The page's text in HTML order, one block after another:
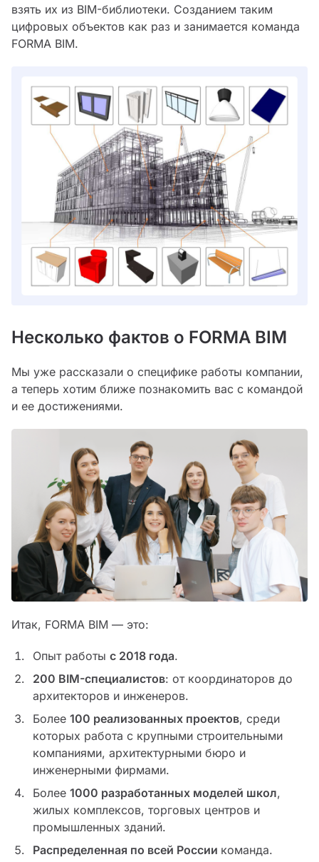
взять их из BIM-библиотеки. Созданием таким
цифровых объектов как раз и занимается команда
FORMA BIM.
Несколько фактов о FORMA BIM
Мы уже рассказали о специфике работы компании,
а теперь хотим ближе познакомить вас с командой
и ее достижениями.
Итак, FORMA BIM — это:
Опыт работы с 2018 года.
200 BIM-специалистов: от координаторов до
архитекторов и инженеров.
Более 100 реализованных проектов, среди
которых работа с крупными строительными
компаниями, архитектурными бюро и
инженерными фирмами.
Более 1000 разработанных моделей школ,
жилых комплексов, торговых центров и
промышленных зданий.
Распределенная по всей России команда.